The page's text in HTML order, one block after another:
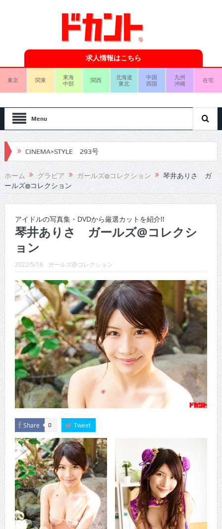
求人情報はこちら
東京 関東
東海
中部
関西
北海道
東北
中国
四国
九州
沖縄
在宅
Menu
CINEMA×STYLE 293号
CINEMA×STYLE 292号
CINEMA×STYLE 291号
CINEMA×STYLE 289号
CINEMA×STYLE 288号
CINEMA×STYLE 287号
CINEMA×STYLE 286号
CINEMA×STYLE 285号
CINEMA×STYLE 294号
ホーム グラビア ガールズ@コレクション
琴井ありさ ガ
ールズ@コレクション
アイドルの写真集・DVDから厳選カットを紹介!!
琴井ありさ ガールズ@コレクシ
ョン
2022/5/16 ガールズ@コレクション
Share 0 Tweet